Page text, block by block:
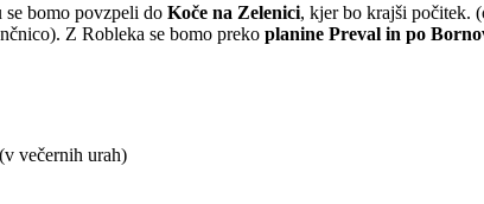
bomo povzpeli do Koče na Zelenici, kjer bo krajši počitek.
Z Robleka se bomo preko planine Preval in po
večernih urah)